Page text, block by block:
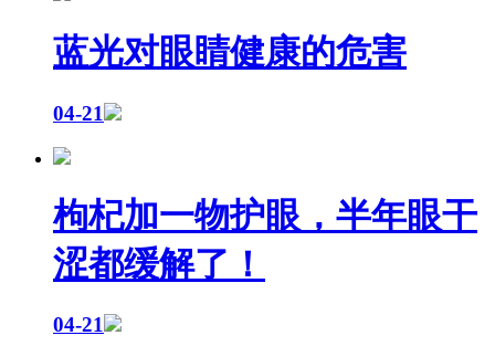
蓝光对眼睛健康的危害
04-21
枸杞加一物护眼，半年眼干
涩都缓解了！
04-21